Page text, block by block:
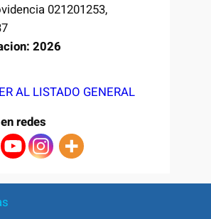
021201253,
2026
AL LISTADO GENERAL
redes